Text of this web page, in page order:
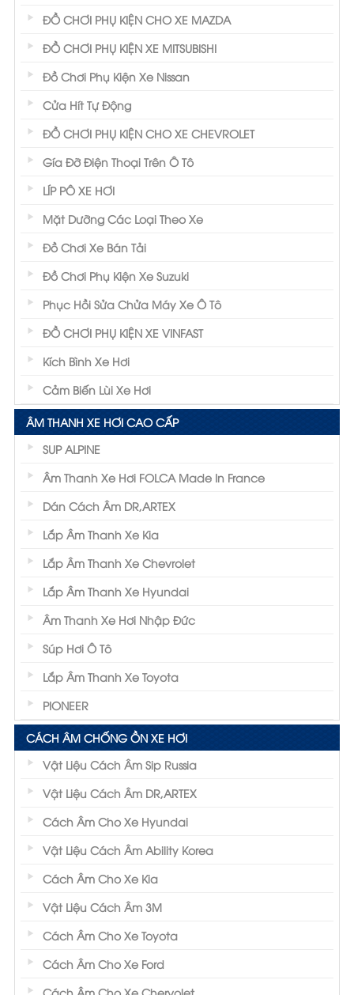
ĐỒ CHƠI PHỤ KIỆN CHO XE MAZDA
ĐỒ CHƠI PHỤ KIỆN XE MITSUBISHI
Đồ Chơi Phụ Kiện Xe Nissan
Cửa Hít Tự Động
ĐỒ CHƠI PHỤ KIỆN CHO XE CHEVROLET
Gía Đỡ Điện Thoại Trên Ô Tô
LÍP PÔ XE HƠI
Mặt Dưỡng Các Loại Theo Xe
Đồ Chơi Xe Bán Tải
Đồ Chơi Phụ Kiện Xe Suzuki
Phục Hồi Sửa Chửa Máy Xe Ô Tô
ĐỒ CHƠI PHỤ KIỆN XE VINFAST
Kích Bình Xe Hơi
Cảm Biến Lùi Xe Hơi
ÂM THANH XE HƠI CAO CẤP
SUP ALPINE
Âm Thanh Xe Hơi FOLCA Made In France
Dán Cách Âm DR,ARTEX
Lắp Âm Thanh Xe Kia
Lắp Âm Thanh Xe Chevrolet
Lắp Âm Thanh Xe Hyundai
Âm Thanh Xe Hơi Nhập Đức
Súp Hơi Ô Tô
Lắp Âm Thanh Xe Toyota
PIONEER
CÁCH ÂM CHỐNG ỒN XE HƠI
Vật Liệu Cách Âm Sip Russia
Vật Liệu Cách Âm DR,ARTEX
Cách Âm Cho Xe Hyundai
Vật Liệu Cách Âm Ability Korea
Cách Âm Cho Xe Kia
Vật Liệu Cách Âm 3M
Cách Âm Cho Xe Toyota
Cách Âm Cho Xe Ford